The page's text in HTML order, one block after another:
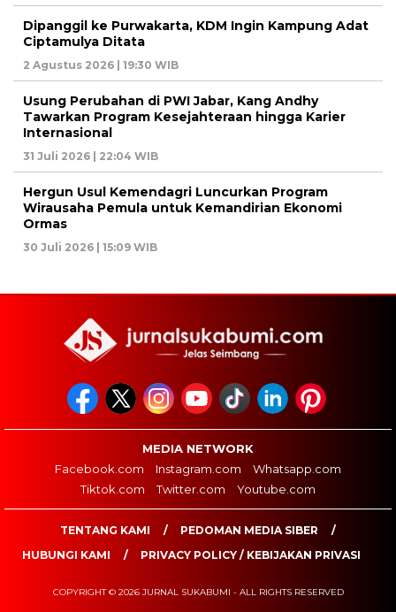
Dipanggil ke Purwakarta, KDM Ingin Kampung Adat
Ciptamulya Ditata
2 Agustus 2026 | 19:30 WIB
Usung Perubahan di PWI Jabar, Kang Andhy
Tawarkan Program Kesejahteraan hingga Karier
Internasional
31 Juli 2026 | 22:04 WIB
Hergun Usul Kemendagri Luncurkan Program
Wirausaha Pemula untuk Kemandirian Ekonomi
Ormas
30 Juli 2026 | 15:09 WIB
MEDIA NETWORK
Facebook.com
Instagram.com
Whatsapp.com
Tiktok.com
Twitter.com Youtube.com
TENTANG KAMI
PEDOMAN MEDIA SIBER
HUBUNGI KAMI
PRIVACY POLICY / KEBIJAKAN PRIVASI
COPYRIGHT © 2026 JURNAL SUKABUMI - ALL RIGHTS RESERVED